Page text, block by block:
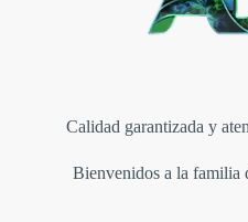
Calidad garantizada y
Bienvenidos a la familia